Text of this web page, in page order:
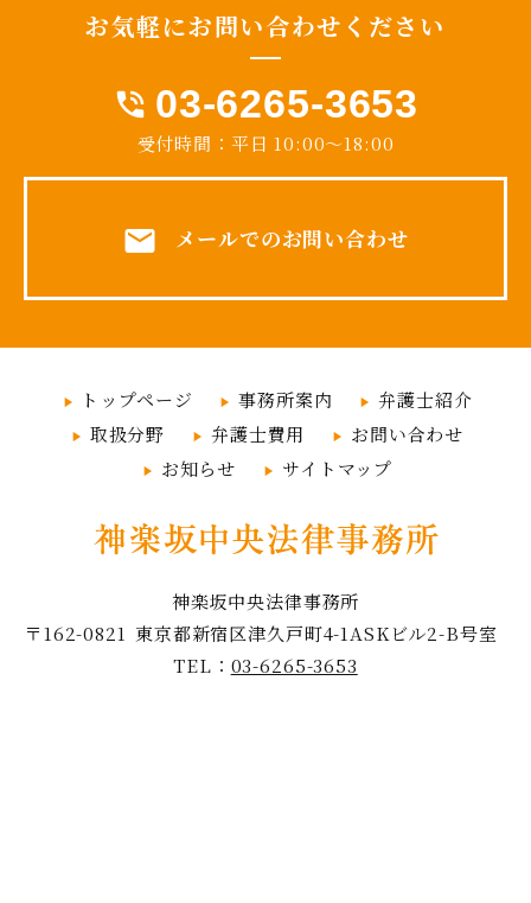
お気軽にお問い合わせ ください
phone_in_talk 03-6265-3653
受付時間：平日 10:00～18:00
mail メールでのお問い合わせ
トップページ 事務所案内
弁護士紹介
取扱分野
弁護士費用
お問い合わせ
お知らせ
サイトマップ
神楽坂中央法律事務所
〒162-0821 東京都新宿区津久戸町4-1ASKビル2-B号室
TEL： 03-6265-3653